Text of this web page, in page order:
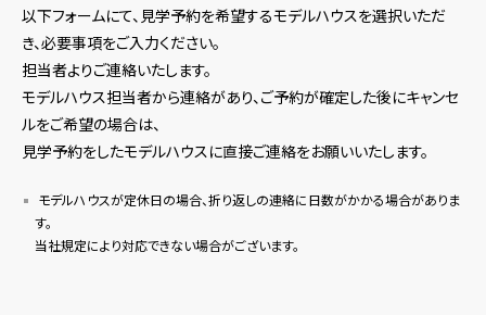
以下フォームにて、見学予約を希望するモデルハウスを選択いただ
き、必要事項をご入力ください。
担当者よりご連絡いたします。
モデルハウス担当者から連絡があり、ご予約が確定した後にキャンセ
ルをご希望の場合は、
見学予約をしたモデルハウスに直接ご連絡をお願いいたします。
モデルハウスが定休日の場合、折り返しの連絡に日数がかかる場合がありま
す。
当社規定により対応できない場合がございます。